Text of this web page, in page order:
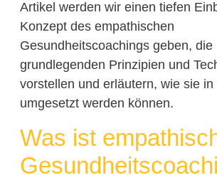
Artikel werden wir einen tiefen
Konzept des empathischen
Gesundheitscoachings geben, die
grundlegenden Prinzipien und
vorstellen und erläutern, wie sie
umgesetzt werden können.
Was ist